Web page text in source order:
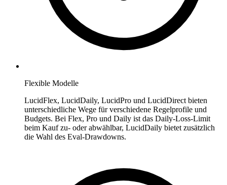
Flexible Modelle
LucidFlex, LucidDaily, LucidPro und LucidDirect bieten
unterschiedliche Wege für verschiedene Regelprofile und
Budgets. Bei Flex, Pro und Daily ist das Daily-Loss-Limit
beim Kauf zu- oder abwählbar, LucidDaily bietet zusätzlich
die Wahl des Eval-Drawdowns.